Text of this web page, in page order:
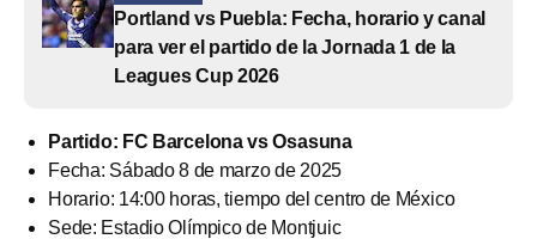
Portland vs Puebla: Fecha, horario y canal
para ver el partido de la Jornada 1 de la
Leagues Cup 2026
Partido: FC Barcelona vs Osasuna
Fecha: Sábado 8 de marzo de 2025
Horario: 14:00 horas, tiempo del centro de México
Sede: Estadio Olímpico de Montjuic